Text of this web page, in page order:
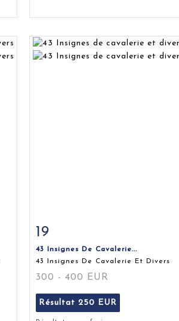
Fiche détaillée
19
43 Insignes De Cavalerie...
43 Insignes De Cavalerie Et Divers
300 - 400 EUR
Résultat 250 EUR